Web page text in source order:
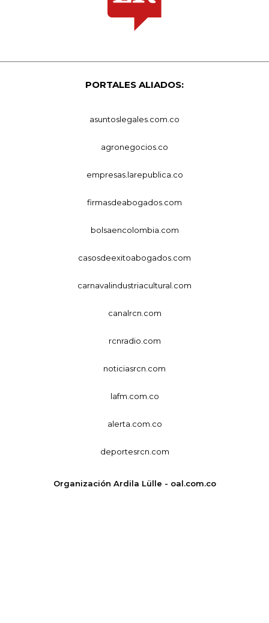
PORTALES ALIADOS:
asuntoslegales.com.co
agronegocios.co
empresas.larepublica.co
firmasdeabogados.com
bolsaencolombia.com
casosdeexitoabogados.com
carnavalindustriacultural.com
canalrcn.com
rcnradio.com
noticiasrcn.com
lafm.com.co
alerta.com.co
deportesrcn.com
Organización Ardila Lülle - oal.com.co